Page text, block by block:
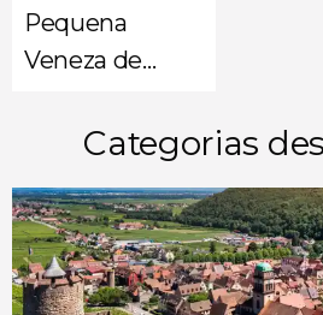
Pequena
Veneza de
Categorias